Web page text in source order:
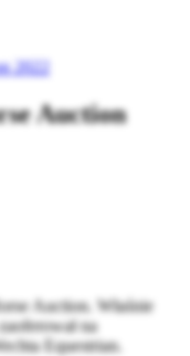
2022
Auction
Auction. Właśnie
na
Equestrian.